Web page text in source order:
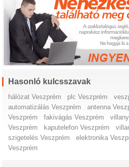
Hasonló kulcsszavak
hálózat Veszprém plc Veszprém
automatizálás Veszprém
antenna
Veszprém
fakivágás Veszprém
Veszprém
kaputelefon Veszprém
szigetelés Veszprém
elektronika
Veszprém